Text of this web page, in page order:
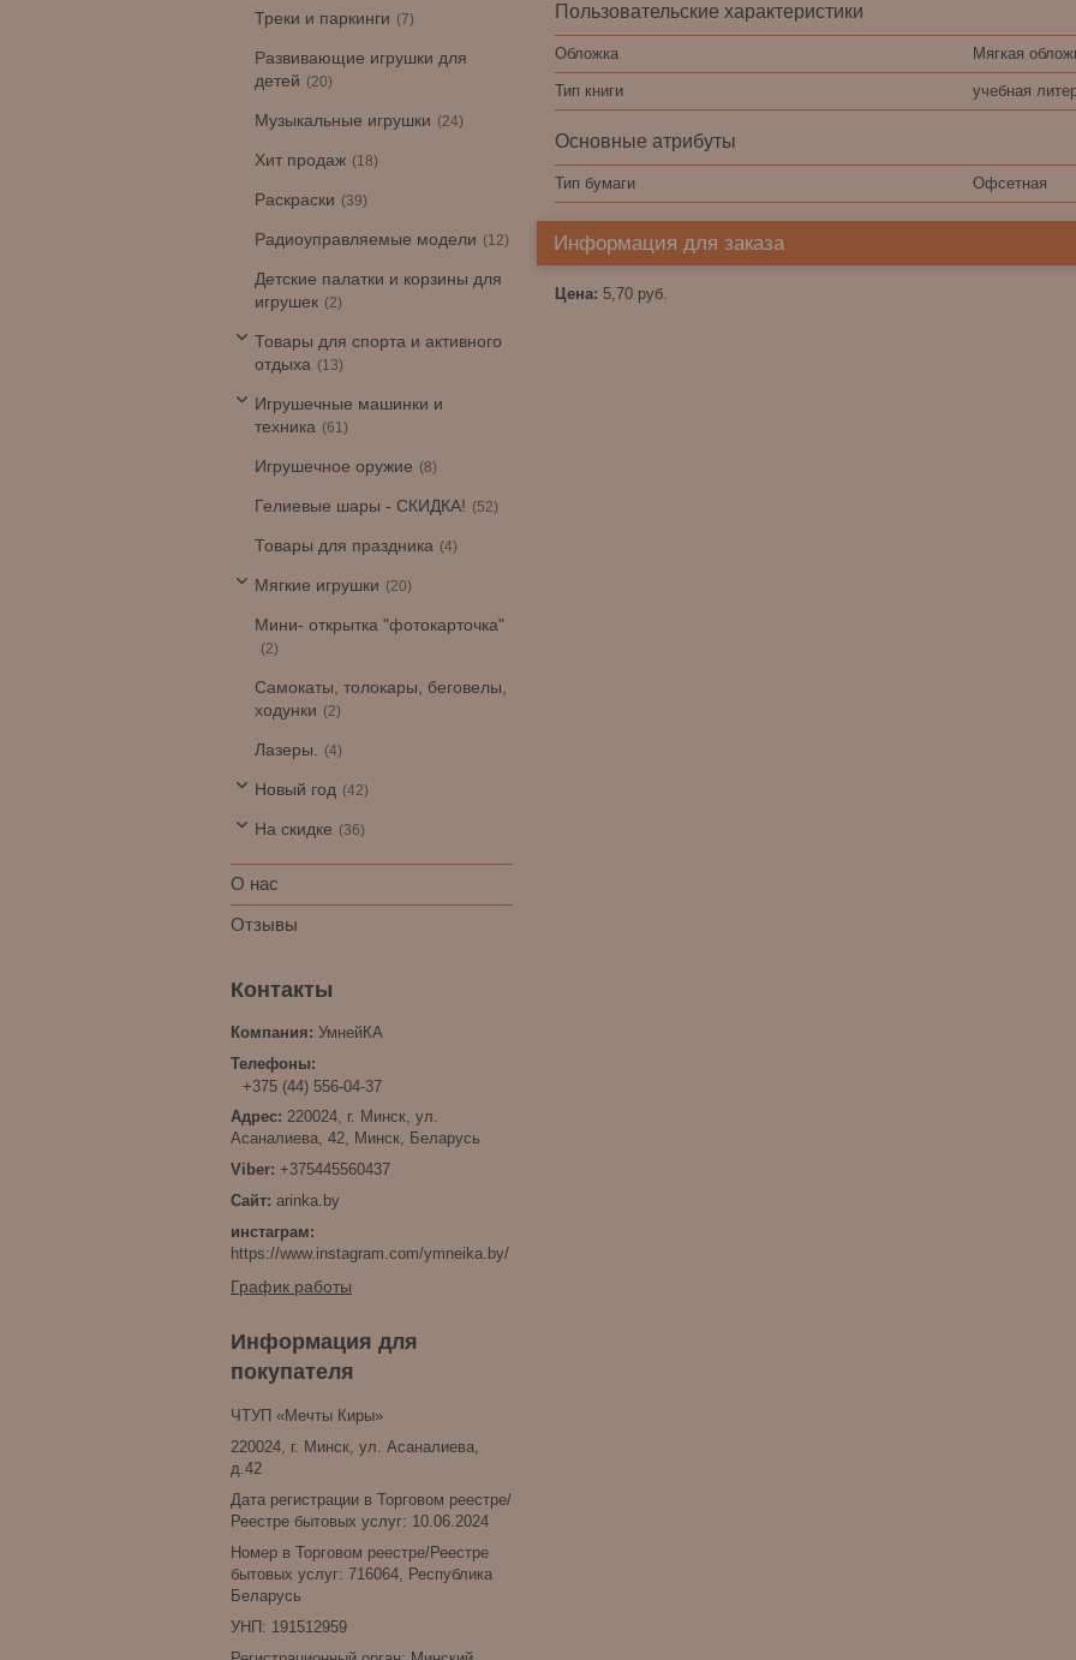
Пользовательские характеристики
Обложка Мягкая
Тип книги учебная
Основные атрибуты
Тип бумаги Офсетная
Информация для заказа
Цена: 5,70 руб.
Треки и паркинги 7
Развивающие игрушки для
детей
20
Музыкальные игрушки 24
Хит продаж 18
Раскраски 39
Радиоуправляемые модели 12
Детские палатки и корзины для
игрушек
2
Товары для спорта и активного
отдыха
13
Игрушечные машинки и
техника
61
Игрушечное оружие 8
Гелиевые шары - СКИДКА! 52
Товары для праздника 4
Мягкие игрушки 20
Мини- открытка "фотокарточка"
2
Самокаты, толокары, беговелы,
ходунки
2
Лазеры. 4
Новый год 42
На скидке 36
О нас
Отзывы
УмнейКА
+375 (44) 556-04-37
220024, г. Минск, ул.
Асаналиева, 42, Минск, Беларусь
+375445560437
arinka.by
инстаграм
https://www.instagram.com/ymneika.by/
График работы
Информация для
покупателя
ЧТУП «Мечты Киры»
220024, г. Минск, ул. Асаналиева,
д.42
Дата регистрации в Торговом реестре/
Реестре бытовых услуг: 10.06.2024
Номер в Торговом реестре/Реестре
бытовых услуг: 716064, Республика
Беларусь
УНП: 191512959